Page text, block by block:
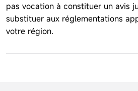
pas vocation à constituer un avis
substituer aux réglementations
votre région.